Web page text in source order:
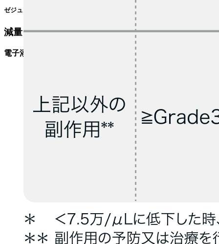
ゼジューラ®電子添文 (2023年2月改訂 第3版)より引用
減量･休薬･中止基準
電子添文¹⁾の